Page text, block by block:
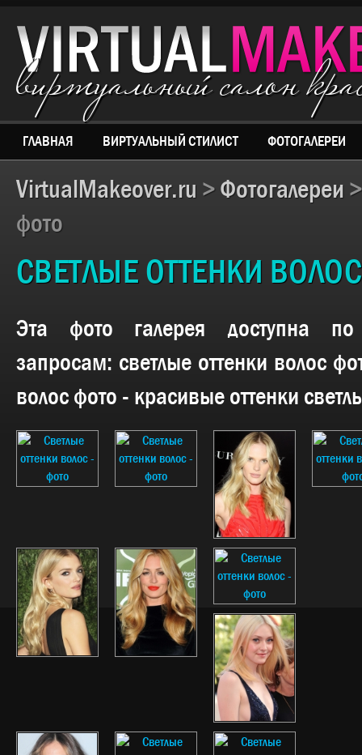
виртуальный салон
ГЛАВНАЯ ВИРТУАЛЬНЫЙ СТИЛИСТ ФОТОГАЛЕРЕИ
VirtualMakeover.ru > Фотогалереи
фото
СВЕТЛЫЕ ОТТЕНКИ
Эта фото галерея доступна
запросам: светлые оттенки волос
волос фото - красивые оттенки